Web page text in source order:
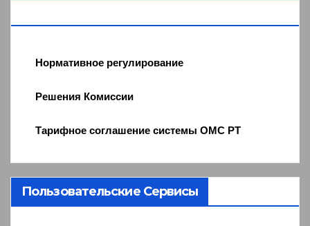
Нормативное регулирование
Решения Комиссии
Тарифное соглашение системы ОМС РТ
Пользовательские Сервисы